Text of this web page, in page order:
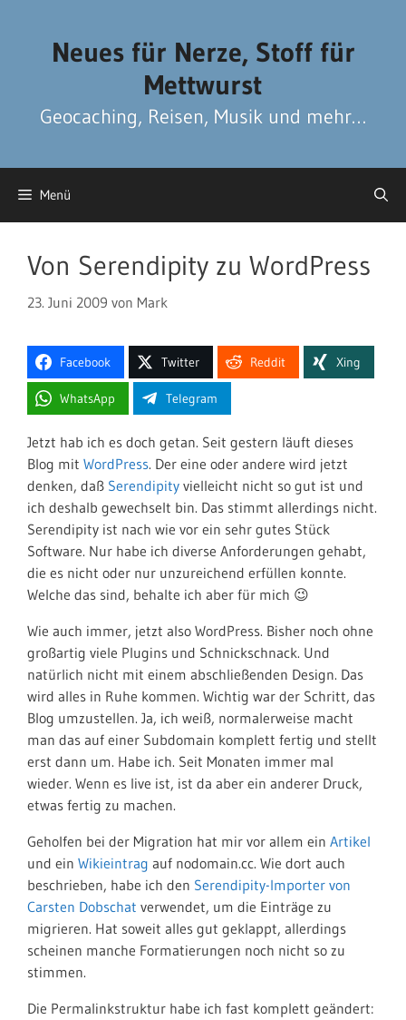
Neues für Nerze, Stoff für
Mettwurst
Geocaching, Reisen, Musik und mehr…
Menü
Von Serendipity zu WordPress
23. Juni 2009 von Mark
Facebook Twitter Reddit Xing
WhatsApp Telegram
Jetzt hab ich es doch getan. Seit gestern läuft dieses
Blog mit WordPress. Der eine oder andere wird jetzt
denken, daß Serendipity vielleicht nicht so gut ist und
ich deshalb gewechselt bin. Das stimmt allerdings nicht.
Serendipity ist nach wie vor ein sehr gutes Stück
Software. Nur habe ich diverse Anforderungen gehabt,
die es nicht oder nur unzureichend erfüllen konnte.
Welche das sind, behalte ich aber für mich 😉
Wie auch immer, jetzt also WordPress. Bisher noch ohne
großartig viele Plugins und Schnickschnack. Und
natürlich nicht mit einem abschließenden Design. Das
wird alles in Ruhe kommen. Wichtig war der Schritt, das
Blog umzustellen. Ja, ich weiß, normalerweise macht
man das auf einer Subdomain komplett fertig und stellt
erst dann um. Habe ich. Seit Monaten immer mal
wieder. Wenn es live ist, ist da aber ein anderer Druck,
etwas fertig zu machen.
Geholfen bei der Migration hat mir vor allem ein Artikel
und ein Wikieintrag auf nodomain.cc. Wie dort auch
beschrieben, habe ich den Serendipity-Importer von
Carsten Dobschat verwendet, um die Einträge zu
migrieren. Hat soweit alles gut geklappt, allerdings
scheinen manche Formatierungen noch nicht so zu
stimmen.
Die Permalinkstruktur habe ich fast komplett geändert: